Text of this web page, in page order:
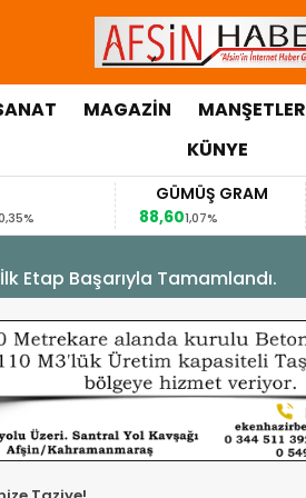
MAGAZİN MANŞETLER
KÜNYE
GÜMÜŞ GRAM
88,601,07%
Etap Başarıyla Tamamlandı.